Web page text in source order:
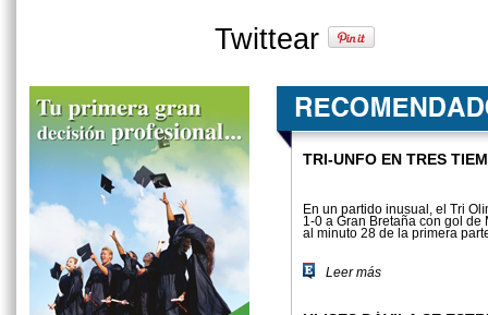
Twittear
TRI-UNFO EN TRES
En un partido inusual, el Tri
1-0 a Gran Bretaña con gol de
al minuto 28 de la primera
Leer más